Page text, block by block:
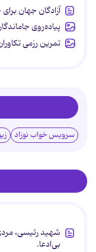
آزادگان جهان
پیاده‌روی
تمرین رزمی
سرویس خواب نوزاد
شهید رئیسی،
بی‌ادعا.